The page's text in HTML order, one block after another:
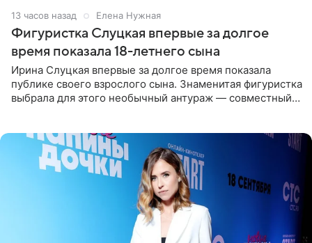
13 часов назад Елена Нужная
Фигуристка Слуцкая впервые за долгое
время показала 18-летнего сына
Ирина Слуцкая впервые за долгое время показала
публике своего взрослого сына. Знаменитая фигуристка
выбрала для этого необычный антураж — совместный